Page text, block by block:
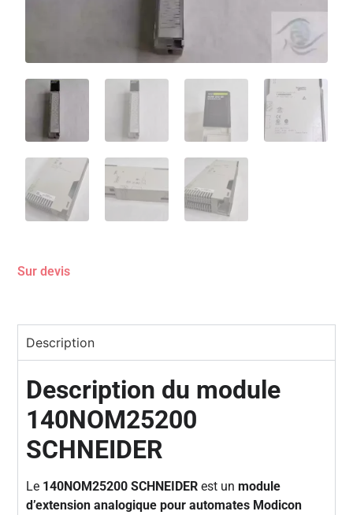
Sur devis
Description
Description du module
140NOM25200
SCHNEIDER
Le 140NOM25200 SCHNEIDER est unmodule
d’extension analogique pour automates Modicon